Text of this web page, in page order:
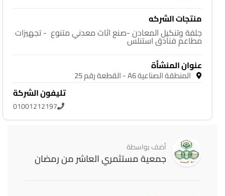
منتجات الشركه
جلفة وتنكيل المعادن -صنع اثاث معدني متنوع - تجهيزات
مطاعم فنادق استنلس
عنوان المنشأة
المنطقة الصناعية A6 - القطعة رقم 25
تليفون الشركة
01001212197
أضف بواسطة
جمعية مستثمري العاشر من رمضان